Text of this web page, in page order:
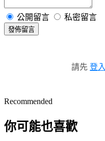
公開留言 私密留言
發佈留言
請先 登入
Recommended
你可能也喜歡